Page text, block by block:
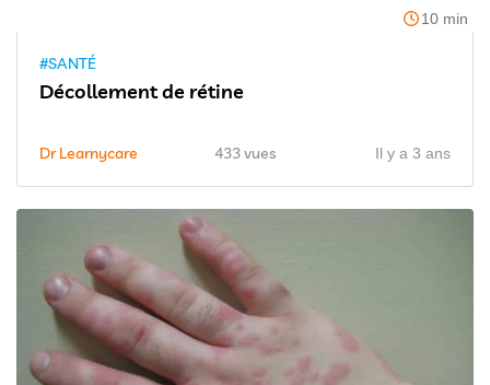
10 min
#SANTÉ
Décollement de rétine
Dr Learnycare 433 vues Il y a 3 ans